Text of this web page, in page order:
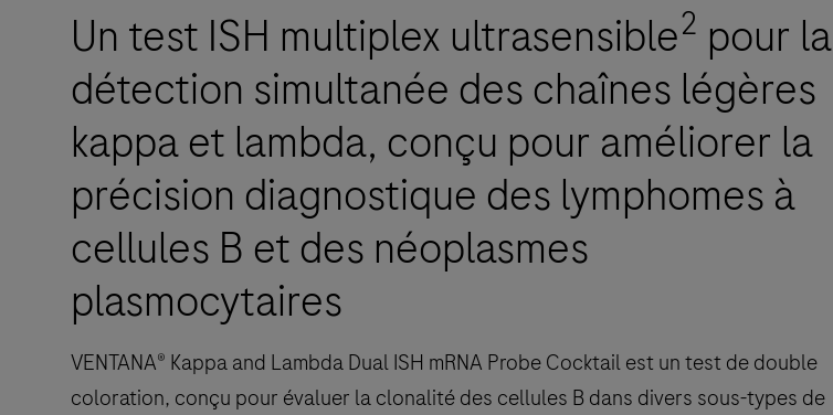
Un test ISH multiplex ultrasensible2 pour la
détection simultanée des chaînes légères
kappa et lambda, conçu pour améliorer la
précision diagnostique des lymphomes à
cellules B et des néoplasmes
plasmocytaires
VENTANA® Kappa and Lambda Dual ISH mRNA Probe Cocktail est un test de double
coloration, conçu pour évaluer la clonalité des cellules B dans divers sous-types de